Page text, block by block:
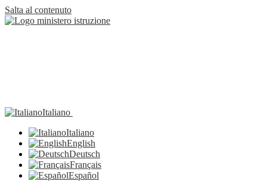
Salta al contenuto
Italiano
Italiano
English
Deutsch
Français
Español